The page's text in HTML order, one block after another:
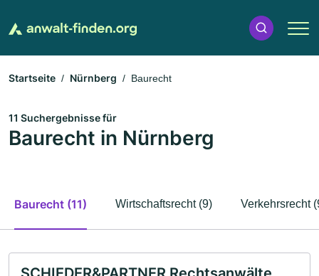
Startseite Nürnberg Baurecht
11 Suchergebnisse für
Baurecht in Nürnberg
Baurecht (11) Wirtschaftsrecht (9) Verkehrsrecht